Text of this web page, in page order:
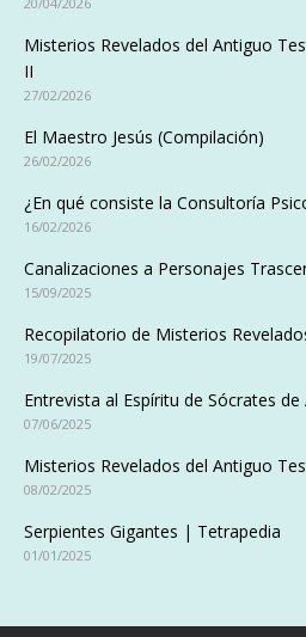
Misterios Revelados del Antiguo
II
27/02/2026
El Maestro Jesús (Compilación)
26/02/2026
¿En qué consiste la Consultoría
16/02/2026
Canalizaciones a Personajes
15/09/2025
Recopilatorio de Misterios
19/07/2025
Entrevista al Espíritu de Sócrates de
07/06/2025
Misterios Revelados del Antiguo
08/02/2025
Serpientes Gigantes | Tetrapedia
01/01/2025